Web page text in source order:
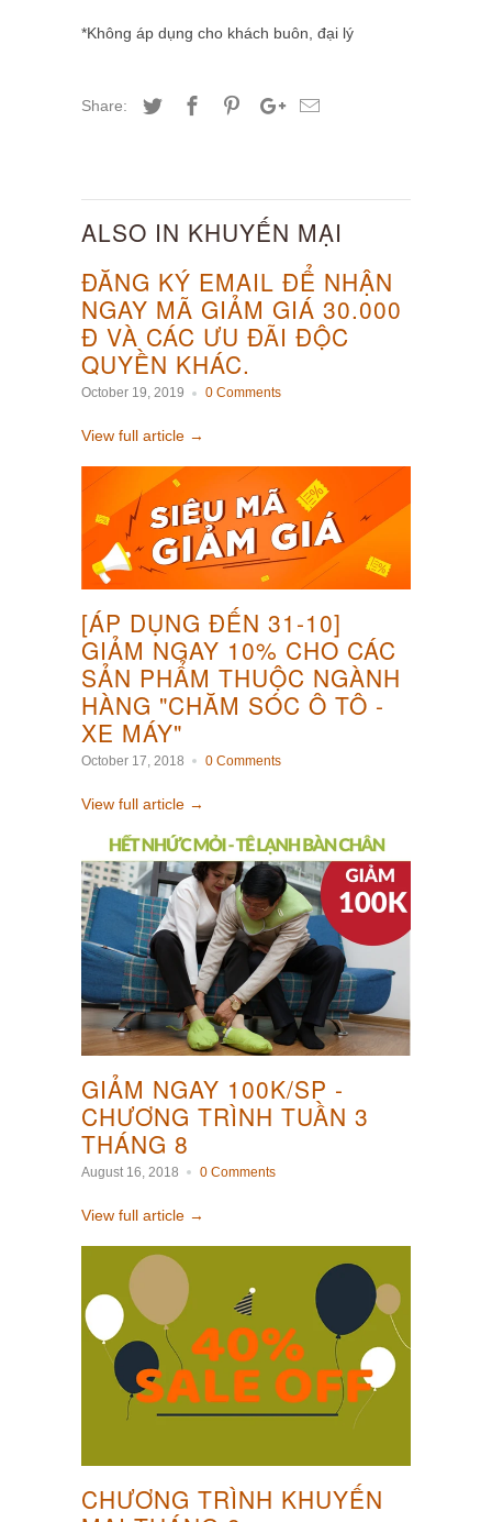
*Không áp dụng cho khách buôn, đại lý
Share:
ALSO IN KHUYẾN MẠI
ĐĂNG KÝ EMAIL ĐỂ NHẬN
NGAY MÃ GIẢM GIÁ 30.000
Đ VÀ CÁC ƯU ĐÃI ĐỘC
QUYỀN KHÁC.
October 19, 2019 0 Comments
View full article →
[ÁP DỤNG ĐẾN 31-10]
GIẢM NGAY 10% CHO CÁC
SẢN PHẨM THUỘC NGÀNH
HÀNG "CHĂM SÓC Ô TÔ -
XE MÁY"
October 17, 2018 0 Comments
View full article →
GIẢM NGAY 100K/SP -
CHƯƠNG TRÌNH TUẦN 3
THÁNG 8
August 16, 2018 0 Comments
View full article →
CHƯƠNG TRÌNH KHUYẾN